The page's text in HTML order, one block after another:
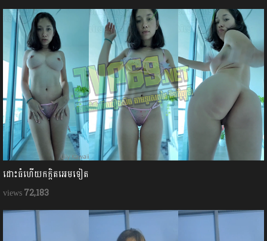
ដោះធំហើយកក្ដិតអេមទៀត
72,183